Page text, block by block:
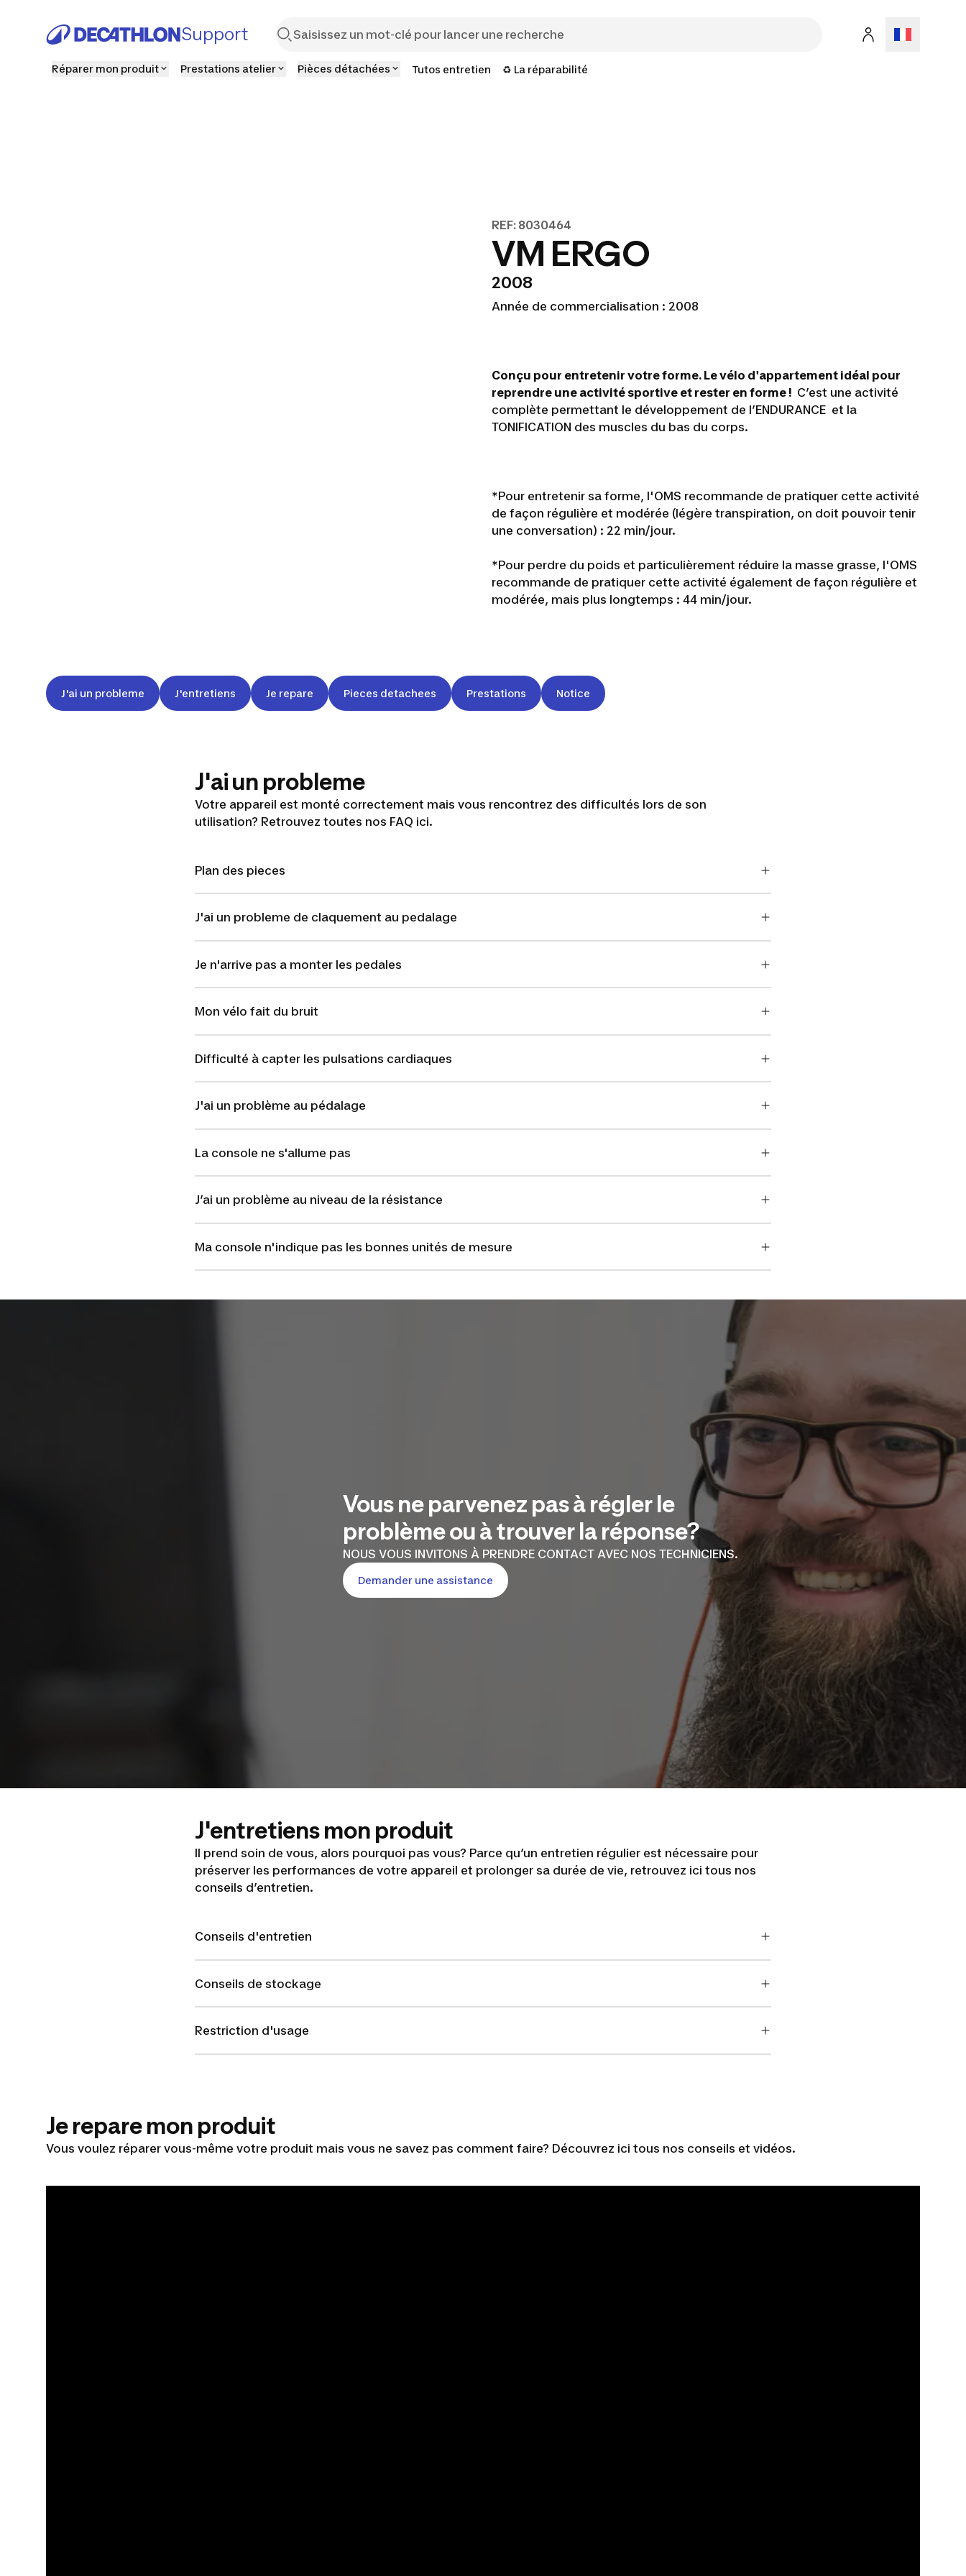
Support
Réparer mon produit Prestations atelier Pièces détachées Tutos entretien ♻️ La réparabilité
REF: 8030464
VM ERGO
2008
Année de commercialisation : 2008
Conçu pour entretenir votre forme. Le vélo d'appartement idéal pour
reprendre une activité sportive et rester en forme ! C’est une activité
complète permettant le développement de l’ENDURANCE et la
TONIFICATION des muscles du bas du corps.
*Pour entretenir sa forme, l'OMS recommande de pratiquer cette activité
de façon régulière et modérée (légère transpiration, on doit pouvoir tenir
une conversation) : 22 min/jour.
*Pour perdre du poids et particulièrement réduire la masse grasse, l'OMS
recommande de pratiquer cette activité également de façon régulière et
modérée, mais plus longtemps : 44 min/jour.
J'ai un probleme J'entretiens Je repare Pieces detachees Prestations Notice
J'ai un probleme
Votre appareil est monté correctement mais vous rencontrez des difficultés lors de son
utilisation? Retrouvez toutes nos FAQ ici.
Plan des pieces
J'ai un probleme de claquement au pedalage
Je n'arrive pas a monter les pedales
Mon vélo fait du bruit
Difficulté à capter les pulsations cardiaques
J'ai un problème au pédalage
La console ne s'allume pas
J’ai un problème au niveau de la résistance
Ma console n'indique pas les bonnes unités de mesure
Vous ne parvenez pas à régler le
problème ou à trouver la réponse?
NOUS VOUS INVITONS À PRENDRE CONTACT AVEC NOS TECHNICIENS.
Demander une assistance
J'entretiens mon produit
Il prend soin de vous, alors pourquoi pas vous? Parce qu’un entretien régulier est nécessaire pour
préserver les performances de votre appareil et prolonger sa durée de vie, retrouvez ici tous nos
conseils d’entretien.
Conseils d'entretien
Conseils de stockage
Restriction d'usage
Je repare mon produit
Vous voulez réparer vous-même votre produit mais vous ne savez pas comment faire? Découvrez ici tous nos conseils et vidéos.